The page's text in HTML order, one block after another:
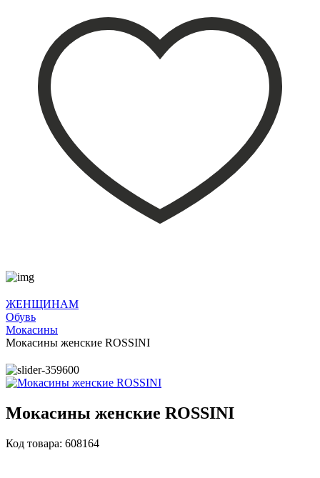
ЖЕНЩИНАМ
Обувь
Мокасины
Мокасины женские ROSSINI
Мокасины женские ROSSINI
Код товара: 608164